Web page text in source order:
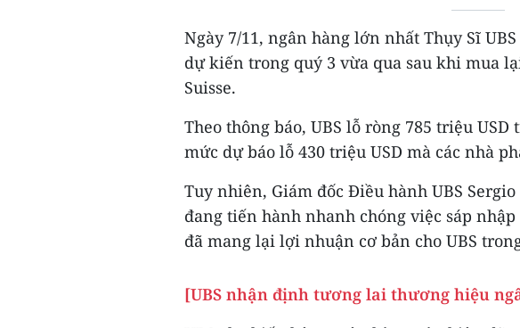
Ngày 7/11, ngân hàng lớn nhất Thụy Sĩ
dự kiến trong quý 3 vừa qua sau khi mua
Suisse.
Theo thông báo, UBS lỗ ròng 785 triệu
mức dự báo lỗ 430 triệu USD mà các nhà
Tuy nhiên, Giám đốc Điều hành UBS
đang tiến hành nhanh chóng việc sáp
đã mang lại lợi nhuận cơ bản cho UBS
[UBS nhận định tương lai thương hiệu